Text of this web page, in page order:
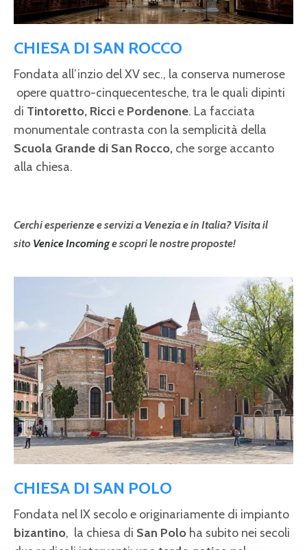
CHIESA DI SAN ROCCO
Fondata all’inzio del XV sec., la conserva numerose
opere quattro-cinquecentesche, tra le quali dipinti
di Tintoretto, Riccie Pordenone. La facciata
monumentale contrasta con la semplicità della
Scuola Grande di San Rocco, che sorge accanto
alla chiesa.
Cerchi esperienze e servizi a Venezia e in Italia? Visita il
sito Venice Incominge scopri le nostre proposte!
CHIESA DI SAN POLO
Fondata nel IX secolo e originariamente di impianto
bizantino, la chiesa di San Polo ha subito nei secoli